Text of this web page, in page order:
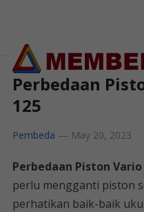
Perbedaan
125
Pembeda — May 20, 2023
Perbedaan Piston Vario
perlu mengganti piston
perhatikan baik-baik